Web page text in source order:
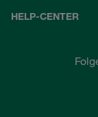
HELP-CENTER